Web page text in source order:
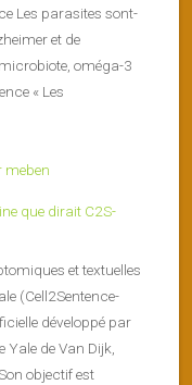
Les parasites sont-
et de
oméga-3
« Les
que dirait C2S-
et textuelles
(Cell2Sentence-
développé par
Yale de Van Dijk,
objectif est